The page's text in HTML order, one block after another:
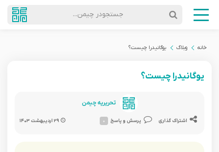
جستجودر چیمن...
خانه وبلاگ یوگانیدرا چیست؟
یوگانیدرا چیست؟
تحریریه چیمن
اشتراک گذاری پرسش و پاسخ ۰ ۲۹ اردیبهشت ۱۴۰۳